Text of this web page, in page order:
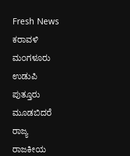
Fresh News
ಕರಾವಳಿ
ಮಂಗಳೂರು
ಉಡುಪಿ
ಪುತ್ತೂರು
ಮೂಡಬಿದರೆ
ರಾಜ್ಯ
ರಾಜಕೀಯ